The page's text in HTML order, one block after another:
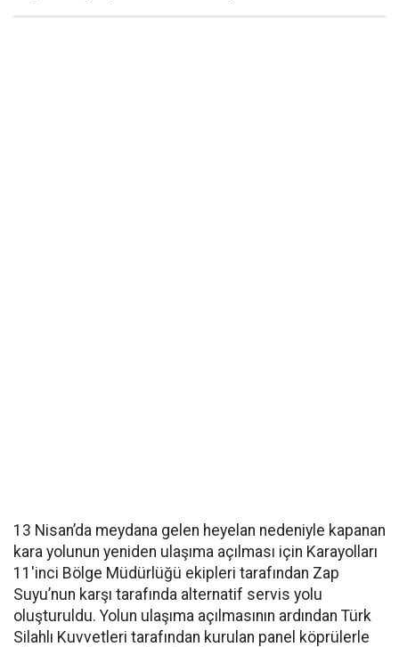
13 Nisan’da meydana gelen heyelan nedeniyle kapanan
kara yolunun yeniden ulaşıma açılması için Karayolları
11'inci Bölge Müdürlüğü ekipleri tarafından Zap
Suyu’nun karşı tarafında alternatif servis yolu
oluşturuldu. Yolun ulaşıma açılmasının ardından Türk
Silahlı Kuvvetleri tarafından kurulan panel köprülerle